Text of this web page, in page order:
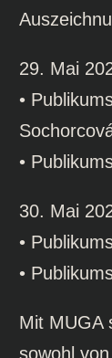
29. Mai
•
•
30. Mai
•
•
Mit MUGA
sowohl